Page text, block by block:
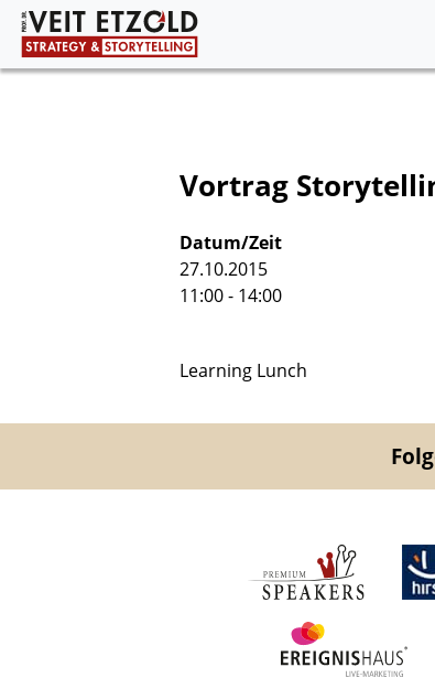
Vortrag
Datum/Zeit
27.10.2015
11:00 - 14:00
Learning Lunch